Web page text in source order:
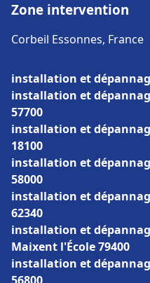
Zone intervention
Corbeil Essonnes, France
installation et
installation et
57700
installation et
18100
installation et
58000
installation et
62340
installation et
Maixent l'École 79400
installation et